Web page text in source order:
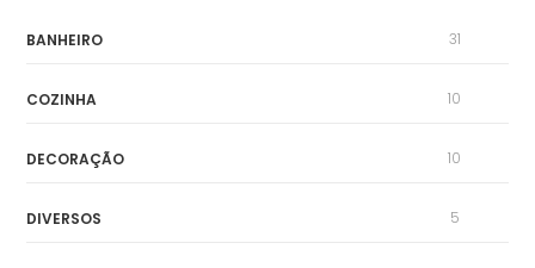
BANHEIRO 31
COZINHA 10
DECORAÇÃO 10
DIVERSOS 5